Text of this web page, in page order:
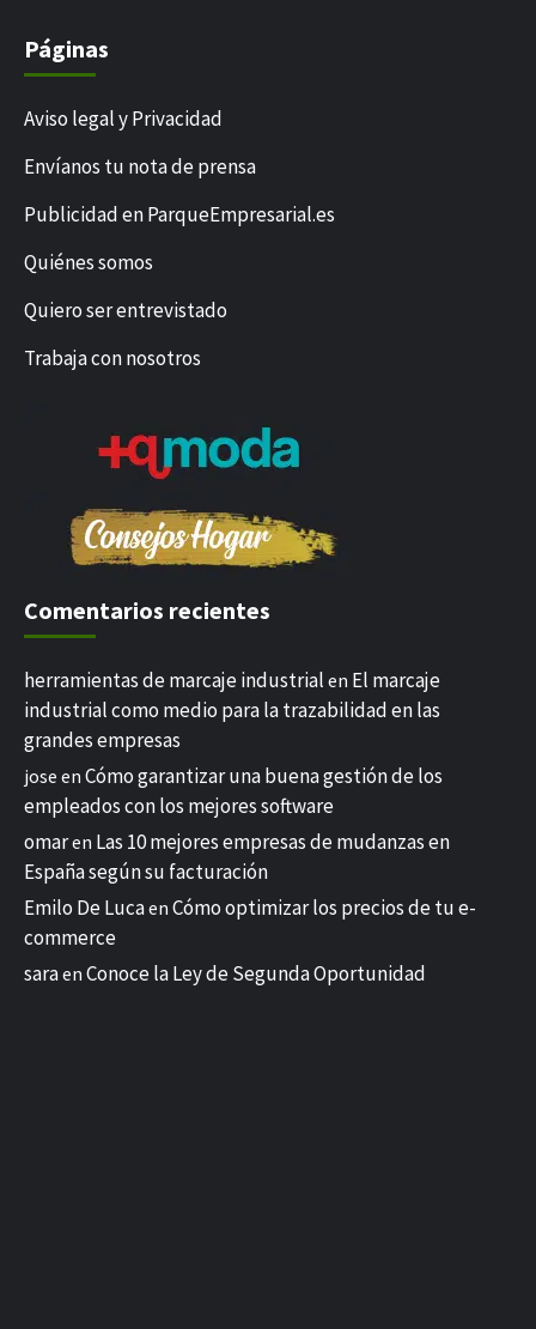
Páginas
Aviso legal y Privacidad
Envíanos tu nota de prensa
Publicidad en ParqueEmpresarial.es
Quiénes somos
Quiero ser entrevistado
Trabaja con nosotros
Comentarios recientes
herramientas de marcaje industrial en El marcaje
industrial como medio para la trazabilidad en las
grandes empresas
jose en Cómo garantizar una buena gestión de los
empleados con los mejores software
omaren Las 10 mejores empresas de mudanzas en
España según su facturación
Emilo De Lucaen Cómo optimizar los precios de tu e-
commerce
saraen Conoce la Ley de Segunda Oportunidad